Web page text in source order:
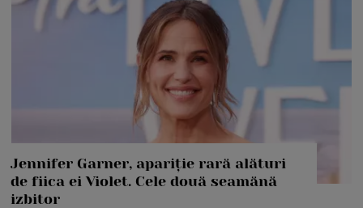
Jennifer Garner, apariție rară alături
de fiica ei Violet. Cele două seamănă
izbitor